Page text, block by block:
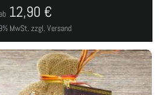
MwSt. zzgl. Versand
ab 12,90 €